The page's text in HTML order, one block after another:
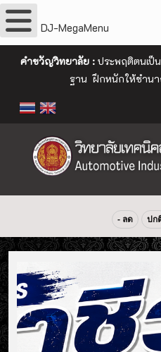
DJ-MegaMenu
คำขวัญวิทยาลัย : ประพฤติตนเป็
ฐาน ฝึกหนักให้ชำน
- ลด ปก